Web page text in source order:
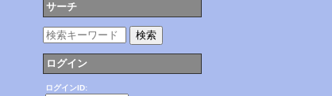
サーチ
ログイン
ログインID: